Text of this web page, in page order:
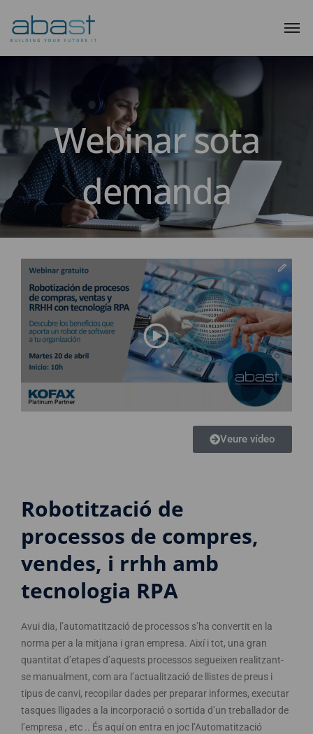
Webinar sota
demanda
Veure vídeo
Robotització de
processos de compres,
vendes, i rrhh amb
tecnologia RPA
Avui dia, l’automatització de processos s’ha convertit en la
norma per a la mitjana i gran empresa. Així i tot, una gran
quantitat d’etapes d’aquests processos segueixen realitzant-
se manualment, com ara l’actualització de llistes de preus i
tipus de canvi, recopilar dades per preparar informes, executar
tasques lligades a la incorporació o sortida d’un treballador de
l’empresa , etc .. És aquí on entra en joc l’Automatització